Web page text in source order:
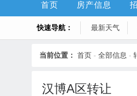
首页 房产信息
快速导航： 最新天气
当前位置： 首页 - 全部信息 -
汉博A区转让